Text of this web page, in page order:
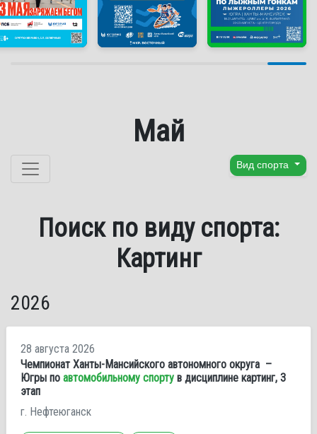
Май
Перейти к содержанию Вид спорта
Поиск по виду спорта:
Картинг
2026
28 августа 2026
Чемпионат Ханты-Мансийского автономного округа –
Югры по автомобильному спорту в дисциплине картинг, 3
этап
г. Нефтеюганск